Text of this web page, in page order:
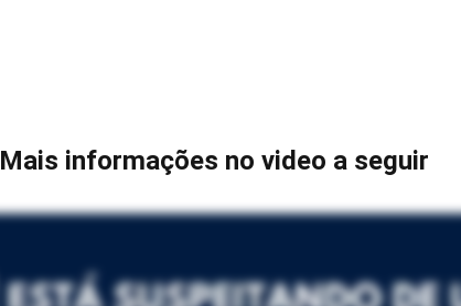
Mais informações no video a seguir